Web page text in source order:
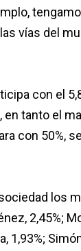
vías del
con el
en tanto el
con 50%,
los
2,45%;
1,93%;